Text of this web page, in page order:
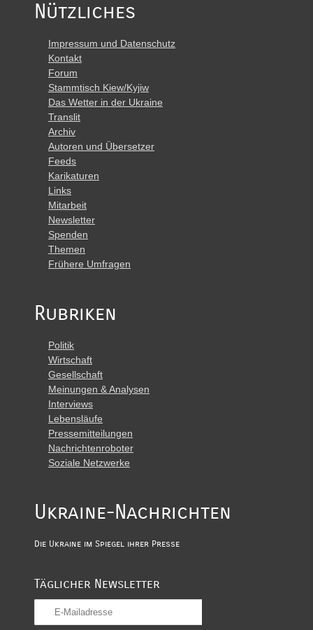
Nützliches
Impressum und Datenschutz
Kontakt
Forum
Stammtisch Kiew/Kyjiw
Das Wetter in der Ukraine
Translit
Archiv
Autoren und Übersetzer
Feeds
Karikaturen
Links
Mitarbeit
Newsletter
Spenden
Themen
Frühere Umfragen
Rubriken
Politik
Wirtschaft
Gesellschaft
Meinungen & Analysen
Interviews
Lebensläufe
Pressemitteilungen
Nachrichtenroboter
Soziale Netzwerke
Ukraine-Nachrichten
Die Ukraine im Spiegel ihrer Presse
Täglicher Newsletter